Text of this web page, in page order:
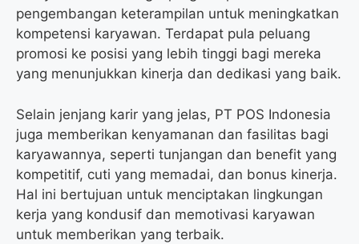
pengembangan keterampilan untuk meningkatkan
kompetensi karyawan. Terdapat pula peluang
promosi ke posisi yang lebih tinggi bagi mereka
yang menunjukkan kinerja dan dedikasi yang baik.
Selain jenjang karir yang jelas, PT POS Indonesia
juga memberikan kenyamanan dan fasilitas bagi
karyawannya, seperti tunjangan dan benefit yang
kompetitif, cuti yang memadai, dan bonus kinerja.
Hal ini bertujuan untuk menciptakan lingkungan
kerja yang kondusif dan memotivasi karyawan
untuk memberikan yang terbaik.